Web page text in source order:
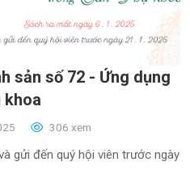
sản số 72 - Ứng dụng
khoa
306 xem
gửi đến quý hội viên trước ngày